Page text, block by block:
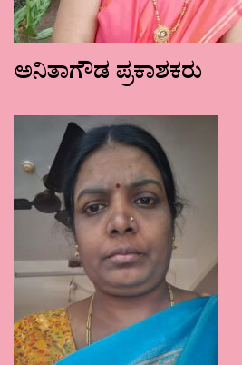
ಅನಿತಾಗೌಡ ಪ್ರಕಾಶಕರು